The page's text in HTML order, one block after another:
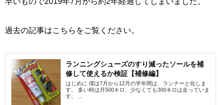
過去の記事はこちらをご覧ください。
ランニングシューズのすり減ったソールを補
修して使えるか検証【補修編】
はじめに 僕は7月から12月の半年間は、ランナーと化しま
す。 多い時は月500キロ、少なくても300キロは走っていま
す。 ...